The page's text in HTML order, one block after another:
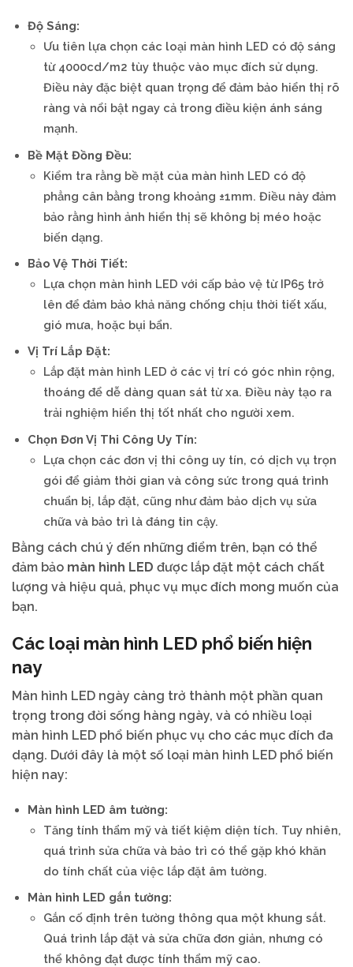
Độ Sáng:
Ưu tiên lựa chọn các loại màn hình LED có độ sáng
từ 4000cd/m2 tùy thuộc vào mục đích sử dụng.
Điều này đặc biệt quan trọng để đảm bảo hiển thị rõ
ràng và nổi bật ngay cả trong điều kiện ánh sáng
mạnh.
Bề Mặt Đồng Đều:
Kiểm tra rằng bề mặt của màn hình LED có độ
phẳng cân bằng trong khoảng ±1mm. Điều này đảm
bảo rằng hình ảnh hiển thị sẽ không bị méo hoặc
biến dạng.
Bảo Vệ Thời Tiết:
Lựa chọn màn hình LED với cấp bảo vệ từ IP65 trở
lên để đảm bảo khả năng chống chịu thời tiết xấu,
gió mưa, hoặc bụi bẩn.
Vị Trí Lắp Đặt:
Lắp đặt màn hình LED ở các vị trí có góc nhìn rộng,
thoáng để dễ dàng quan sát từ xa. Điều này tạo ra
trải nghiệm hiển thị tốt nhất cho người xem.
Chọn Đơn Vị Thi Công Uy Tín:
Lựa chọn các đơn vị thi công uy tín, có dịch vụ trọn
gói để giảm thời gian và công sức trong quá trình
chuẩn bị, lắp đặt, cũng như đảm bảo dịch vụ sửa
chữa và bảo trì là đáng tin cậy.
Bằng cách chú ý đến những điểm trên, bạn có thể
đảm bảo màn hình LED được lắp đặt một cách chất
lượng và hiệu quả, phục vụ mục đích mong muốn của
bạn.
Các loại màn hình LED phổ biến hiện
nay
Màn hình LED ngày càng trở thành một phần quan
trọng trong đời sống hàng ngày, và có nhiều loại
màn hình LED phổ biến phục vụ cho các mục đích đa
dạng. Dưới đây là một số loại màn hình LED phổ biến
hiện nay:
Màn hình LED âm tường:
Tăng tính thẩm mỹ và tiết kiệm diện tích. Tuy nhiên,
quá trình sửa chữa và bảo trì có thể gặp khó khăn
do tính chất của việc lắp đặt âm tường.
Màn hình LED gắn tường:
Gắn cố định trên tường thông qua một khung sắt.
Quá trình lắp đặt và sửa chữa đơn giản, nhưng có
thể không đạt được tính thẩm mỹ cao.